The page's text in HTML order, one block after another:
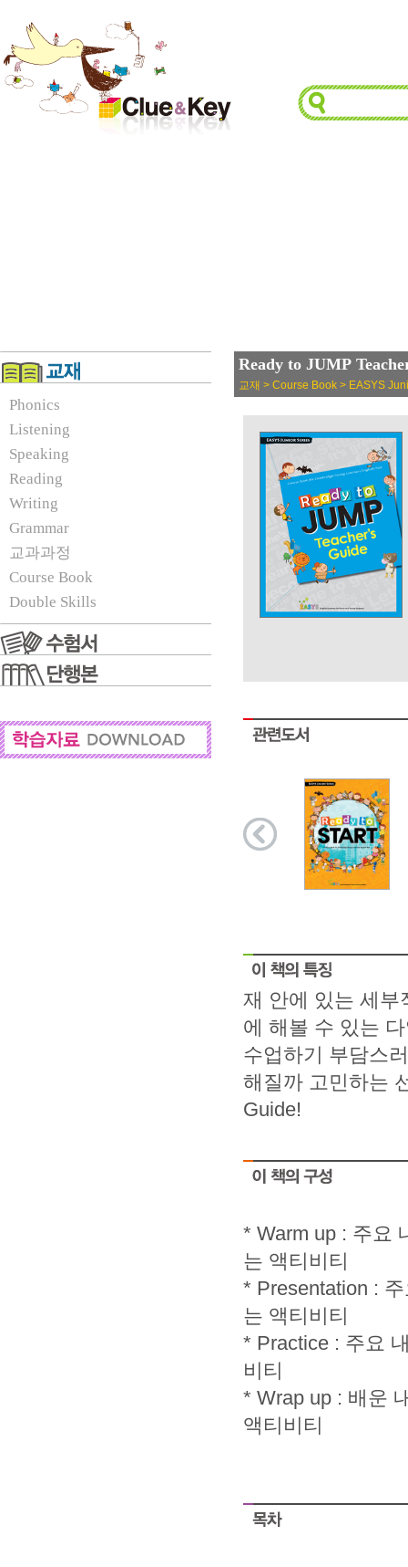
Phonics
Listening
Speaking
Reading
Writing
Grammar
교과과정
Course Book
Double Skills
Ready to JUMP
교재 > Course Book > EASYS
재 안에 있는 세부
에 해볼 수 있는
수업하기 부담스
해질까 고민하는
Guide!
* Warm up : 주요
는 액티비티
* Presentation :
는 액티비티
* Practice : 주요
비티
* Wrap up : 배운
액티비티